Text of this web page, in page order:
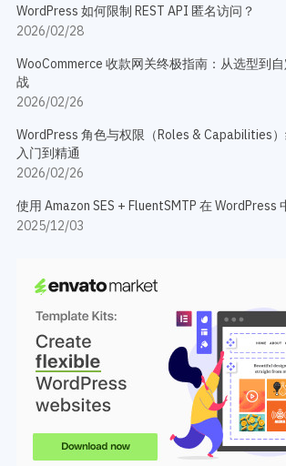
WordPress 如何限制 REST API 匿名访问？
2026/02/28
WooCommerce 收款网关终极指南：从选型到
战
2026/02/26
WordPress 角色与权限（Roles & Capabilities
入门到精通
2026/02/26
使用 Amazon SES + FluentSMTP 在 WordPress
2025/12/03